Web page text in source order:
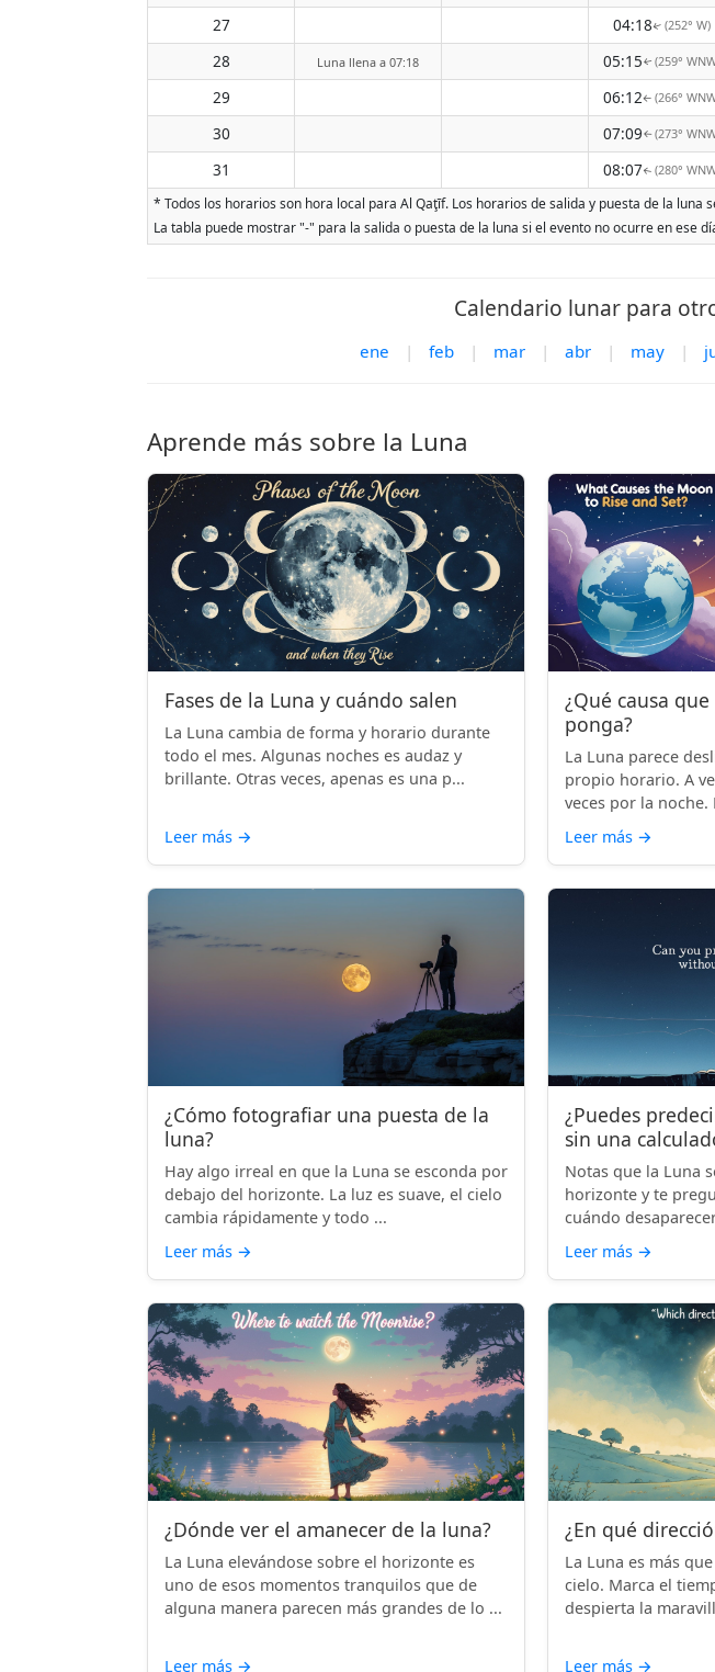
27
04:18↑(252° W)
28
Luna llena a 07:18 05:15↑(259°
29
06:12↑(266°
30
07:09↑(273°
31
08:07↑(280°
* Todos los horarios son hora local para Al Qaţīf. Los horarios de salida y puesta de la
La tabla puede mostrar "-" para la salida o puesta de la luna si el evento no ocurre en ese
Calendario lunar para
ene | feb | mar | abr | may |
Aprende más sobre la Luna
Fases de la Luna y cuándo salen
La Luna cambia de forma y horario durante
todo el mes. Algunas noches es audaz y
brillante. Otras veces, apenas es una p...
Leer más →
¿Qué causa
ponga?
La Luna parece
propio horario. A
veces por la noche.
Leer más →
¿Cómo fotografiar una puesta de la
luna?
Hay algo irreal en que la Luna se esconda por
debajo del horizonte. La luz es suave, el cielo
cambia rápidamente y todo ...
Leer más →
¿Puedes
sin una
Notas que la Luna
horizonte y te
cuándo
Leer más →
¿Dónde ver el amanecer de la luna?
La Luna elevándose sobre el horizonte es
uno de esos momentos tranquilos que de
alguna manera parecen más grandes de lo ...
Leer más →
¿En qué
La Luna es más
cielo. Marca el
despierta la
Leer más →